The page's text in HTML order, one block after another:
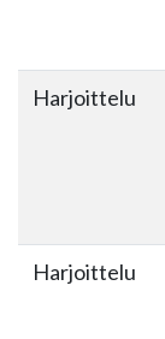
Harjoittelu
Harjoittelu